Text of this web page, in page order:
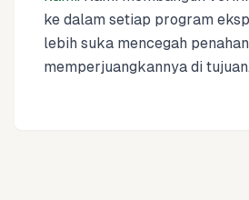
ke dalam setiap program
lebih suka mencegah
memperjuangkannya di tujuan.